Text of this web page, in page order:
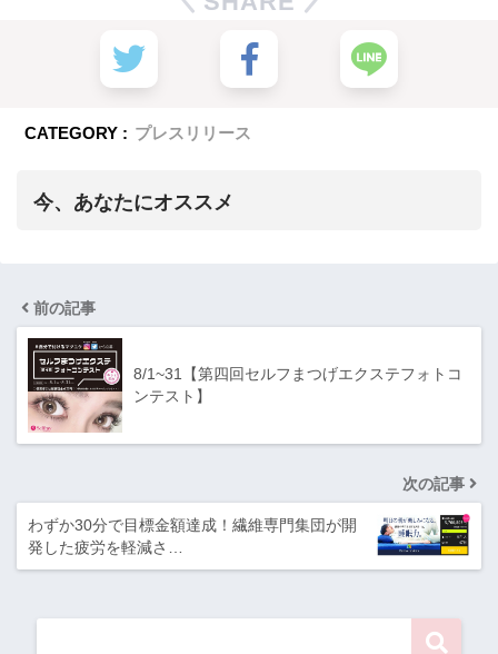
CATEGORY : プレスリリース
今、あなたにオススメ
前の記事
8/1~31【第四回セルフまつげエクステフォトコ
ンテスト】
次の記事
わずか30分で目標金額達成！繊維専門集団が開
発した疲労を軽減さ…